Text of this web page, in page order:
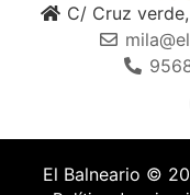
C/ Cruz
El Balneario ©